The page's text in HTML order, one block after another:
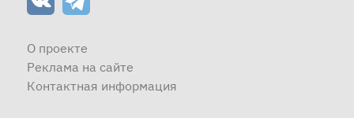
О проекте
Реклама на сайте
Контактная информация